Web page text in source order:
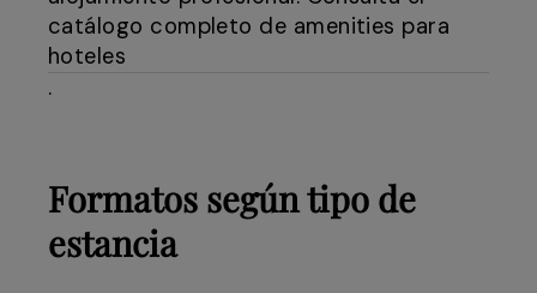
catálogo completo de amenities para
hoteles
.
Formatos según tipo de
estancia